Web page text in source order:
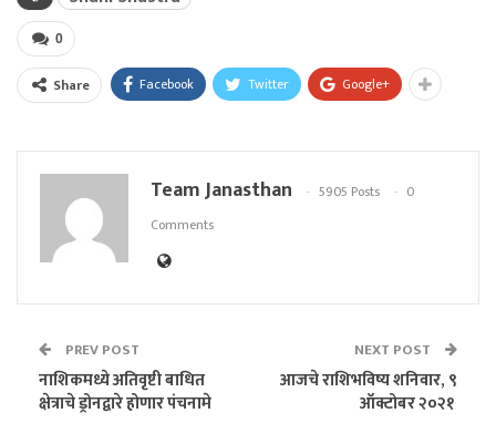
0
Share Facebook Twitter Google+
Team Janasthan 5905 Posts
0
Comments
PREV POST
नाशिकमध्ये अतिवृष्टी बाधित
क्षेत्राचे ड्रोनद्वारे होणार पंचनामे
NEXT POST
आजचे राशिभविष्य शनिवार, ९
ऑक्टोबर २०२१